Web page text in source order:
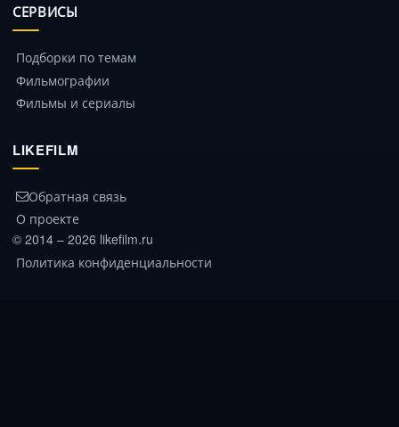
СЕРВИСЫ
Подборки по темам
Фильмографии
Фильмы и сериалы
LIKEFILM
Обратная связь
О проекте
© 2014 – 2026 likefilm.ru
Политика конфиденциальности